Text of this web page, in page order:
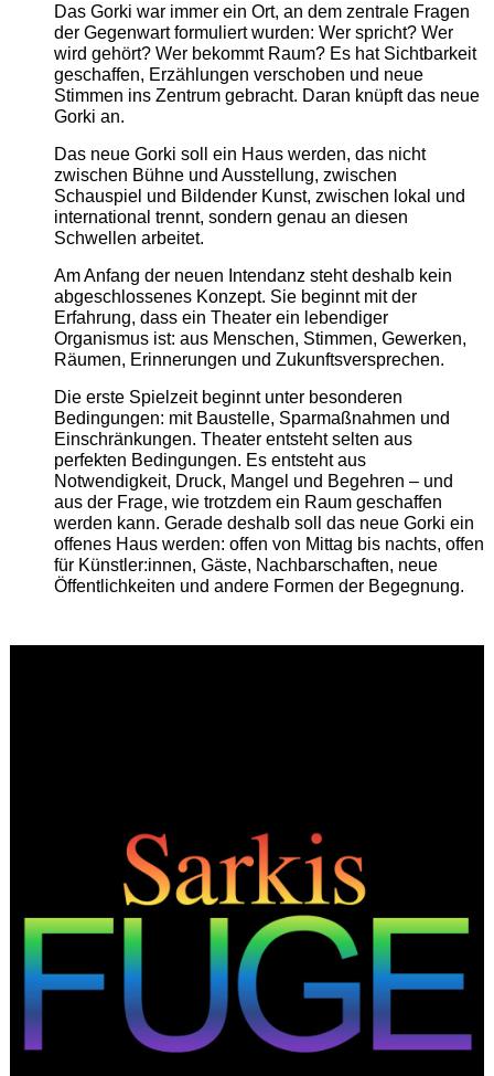
Das Gorki war immer ein Ort, an dem zentrale Fragen
der Gegenwart formuliert wurden: Wer spricht? Wer
wird gehört? Wer bekommt Raum? Es hat Sichtbarkeit
geschaffen, Erzählungen verschoben und neue
Stimmen ins Zentrum gebracht. Daran knüpft das neue
Gorki an.
Das neue Gorki soll ein Haus werden, das nicht
zwischen Bühne und Ausstellung, zwischen
Schauspiel und Bildender Kunst, zwischen lokal und
international trennt, sondern genau an diesen
Schwellen arbeitet.
Am Anfang der neuen Intendanz steht deshalb kein
abgeschlossenes Konzept. Sie beginnt mit der
Erfahrung, dass ein Theater ein lebendiger
Organismus ist: aus Menschen, Stimmen, Gewerken,
Räumen, Erinnerungen und Zukunftsversprechen.
Die erste Spielzeit beginnt unter besonderen
Bedingungen: mit Baustelle, Sparmaßnahmen und
Einschränkungen. Theater entsteht selten aus
perfekten Bedingungen. Es entsteht aus
Notwendigkeit, Druck, Mangel und Begehren – und
aus der Frage, wie trotzdem ein Raum geschaffen
werden kann. Gerade deshalb soll das neue Gorki ein
offenes Haus werden: offen von Mittag bis nachts, offen
für Künstler:innen, Gäste, Nachbarschaften, neue
Öffentlichkeiten und andere Formen der Begegnung.